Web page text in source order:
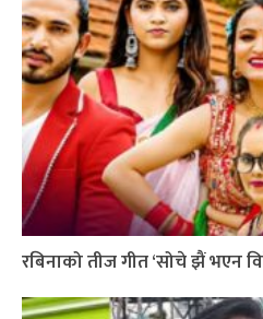
रबिनाको तीज गीत ‘सोचे झैं भएन